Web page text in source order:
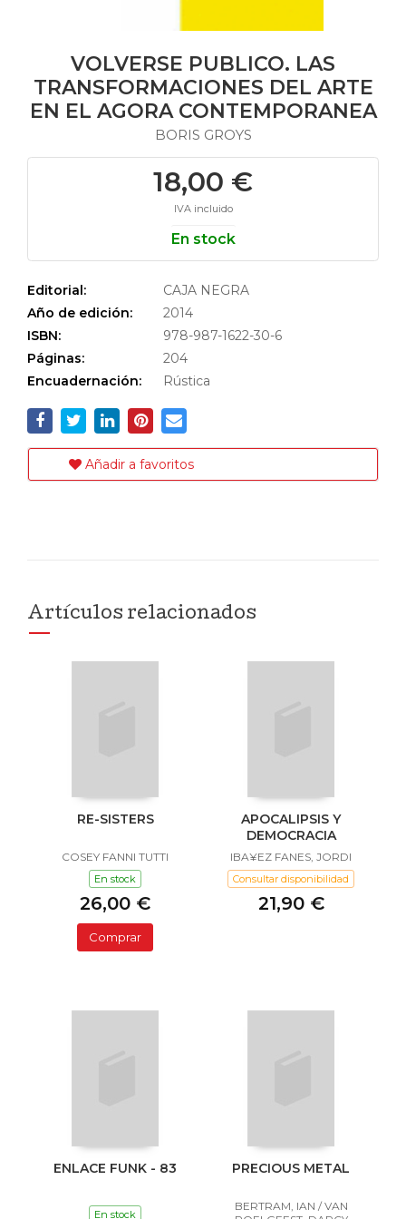
VOLVERSE PUBLICO. LAS
TRANSFORMACIONES DEL ARTE
EN EL AGORA CONTEMPORANEA
BORIS GROYS
18,00 €
IVA incluido
En stock
Editorial:
CAJA NEGRA
Año de edición:
2014
ISBN:
978-987-1622-30-6
Páginas:
204
Encuadernación:
Rústica
Añadir a favoritos
Artículos relacionados
RE-SISTERS
COSEY FANNI TUTTI
En stock
26,00 €
Comprar
APOCALIPSIS Y
DEMOCRACIA
IBA¥EZ FANES, JORDI
Consultar disponibilidad
21,90 €
ENLACE FUNK - 83
En stock
PRECIOUS METAL
BERTRAM, IAN / VAN